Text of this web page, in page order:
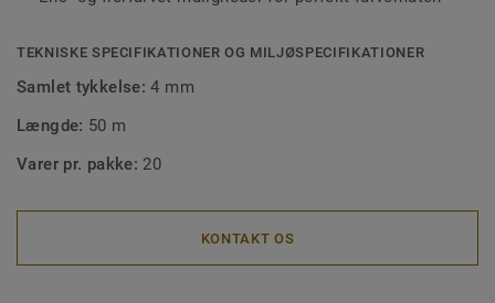
TEKNISKE SPECIFIKATIONER OG MILJØSPECIFIKATIONER
Samlet tykkelse:4 mm
Længde: 50 m
Varer pr. pakke: 20
KONTAKT OS